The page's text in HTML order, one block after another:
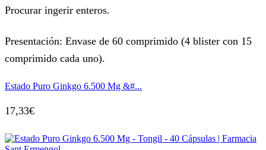
Procurar ingerir enteros.
Presentación: Envase de 60 comprimido (4 blister con 15
comprimido cada uno).
Estado Puro Ginkgo 6.500 Mg &#...
17,33€